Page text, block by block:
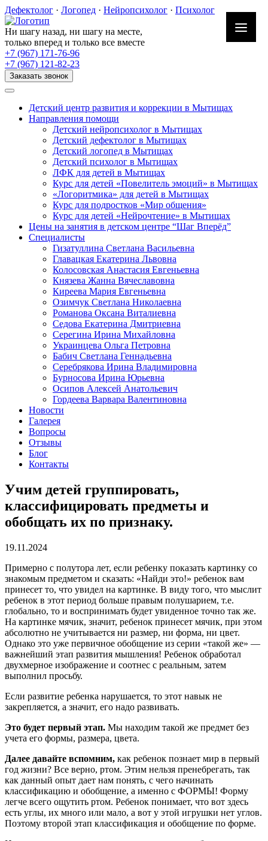
Skip
to
content
Дефектолог · Логопед · Нейропсихолог · Психолог
Ни шагу назад, ни шагу на месте,
только вперед и только все вместе
+7 (967) 171-76-96
+7 (967) 121-82-23
Заказать звонок
Детский центр развития и коррекции в Мытищах
Направления помощи
Детский нейропсихолог в Мытищах
Детский дефектолог в Мытищах
Детский логопед в Мытищах
Детский психолог в Мытищах
ЛФК для детей в Мытищах
Курс для детей «Повелитель эмоций» в Мытищах
«Логоритмика» для детей в Мытищах
Курс для подростков «Мир общения»
Курс для детей «Нейрочтение» в Мытищах
Цены на занятия в детском центре “Шаг Вперёд”
Специалисты
Гизатуллина Светлана Васильевна
Главацкая Екатерина Львовна
Колосовская Анастасия Евгеньевна
Князева Жанна Вячеславовна
Киреева Мария Евгеньевна
Озимчук Светлана Николаевна
Романова Оксана Виталиевна
Седова Екатерина Дмитриевна
Серегина Ирина Михайловна
Украинцева Ольга Петровна
Бабич Светлана Геннадьевна
Серебрякова Ирина Владимировна
Бурносова Ирина Юрьевна
Осипов Алексей Анатольевич
Гордеева Варвара Валентиновна
Новости
Галерея
Вопросы
Отзывы
Блог
Контакты
Учим детей группировать,
классифицировать предметы и
обобщать их по признаку.
19.11.2024
Примерно с полутора лет, если ребенку показать картинку со
знакомым предметом и сказать: «Найди это!» ребенок вам
принесет то, что увидел на картинке. В виду того, что мыслит
ребенок в этот период больше правым полушарием, т.е.
глобально, то и воспринимать будет увиденное точно так же.
На картинке мячик, значит, ребенок принесет мячик, при этом
абсолютно не учитывается ни размер, ни форма, ни цвет.
Однако это уже первичное обобщение из серии «такой же» —
важнейший этап развития мышления! Ребенок обработал
двухмерное изображение и соотнес с реальным, затем
выполнил просьбу.
Если развитие ребенка нарушается, то этот навык не
закрепляется, а значит, его надо развивать.
Это будет первый этап. Мы находим такой же предмет без
учета его формы, размера, цвета.
Далее давайте вспомним, как ребенок познает мир в первый
год жизни? Все верно, ртом. Этим нельзя пренебрегать, так
как данный опыт дает нам понять, с чего начинать
классификацию и обобщение, а именно с ФОРМЫ! Форму
легче всего ощутить ртом. Ребенок понимает, что вот здесь
есть углы, их много или мало, а вот у этой игрушки нет углов.
Поэтому второй этап классификация и обобщение по форме.